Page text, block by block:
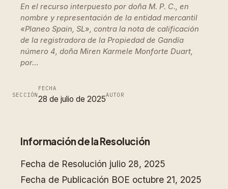
En el recurso interpuesto por doña M. P. C., en
nombre y representación de la entidad mercantil
«Planeo Spain, SL», contra la nota de calificación
de la registradora de la Propiedad de Gandía
número 4, doña Miren Karmele Monforte Duart,
por…
SECCIÓN
FECHA
28 de julio de 2025AUTOR
Información de la Resolución
Fecha de Resolución julio 28, 2025
Fecha de Publicación BOE octubre 21, 2025